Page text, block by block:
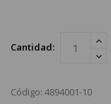
Cantidad:
Código: 4894001-10